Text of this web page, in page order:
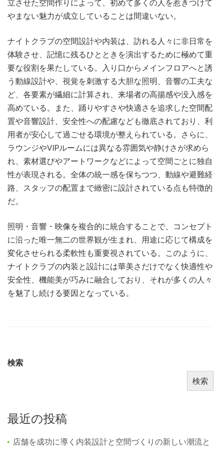
立させた空間作りによって、初めて多くの人を惹きつけて
やまない魅力が成立していることは間違いない。
ナイトクラブの空間設計や内装は、訪れる人々に非日常を
体験させ、記憶に残るひとときを演出するために極めて重
要な役割を果たしている。入り口からメインフロアへと誘
う動線設計や、視覚を刺激する大胆な照明、音響の工夫な
ど、各要素が繊細に計算され、来場者の高揚感や没入感を
高めている。また、踊りやすさや快適さを追求した空間配
置や音響設計、安全性への配慮なども徹底されており、利
用者が安心して過ごせる環境が整えられている。さらに、
ラウンジやVIPルームには異なる雰囲気や静けさが求めら
れ、素材選びやアートワークなどによって空間ごとに独自
性が表現される。全体の統一感を保ちつつ、動線や避難経
路、スタッフの配置まで緻密に設計されている点も特徴的
だ。
照明・音響・映像を複合的に統合することで、コンセプト
に沿った唯一無二の世界観が生まれ、用途に応じて構成を
変化させられる柔軟性も重要視されている。このように、
ナイトクラブの内装と設計には華美さだけでなく快適性や
安全性、機能美が巧みに融合しており、それが多くの人々
を魅了し続ける要因となっている。
検索
検索
最近の投稿
店舗を成功に導く内装設計と空間づくりの新しい潮流と